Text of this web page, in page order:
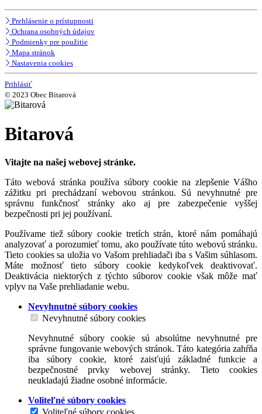
Prehlásenie o prístupnosti
Ochrana osobných údajov
Podmienky pre použitie
Mapa stránok
Nastavenia cookies
Prihlásiť
© 2023 Obec Bitarová
Bitarová
Vitajte na našej webovej stránke.
Táto webová stránka používa súbory cookie na zlepšenie Vášho
zážitku pri prechádzaní webovou stránkou. Sú nevyhnutné pre
správnu funkčnosť stránky ako aj pre zabezpečenie vyššej
bezpečnosti pri jej používaní.
Používame tiež súbory cookie tretích strán, ktoré nám pomáhajú
analyzovať a porozumieť tomu, ako používate túto webovú stránku.
Tieto cookies sa uložia vo Vašom prehliadači iba s Vašim súhlasom.
Máte možnosť tieto súbory cookie kedykoľvek deaktivovať.
Deaktivácia niektorých z týchto súborov cookie však môže mať
vplyv na Vaše prehliadanie webu.
Nevyhnutné súbory cookies
Nevyhnutné súbory cookies
Nevyhnutné súbory cookie sú absolútne nevyhnutné pre
správne fungovanie webových stránok. Táto kategória zahŕňa
iba súbory cookie, ktoré zaisťujú základné funkcie a
bezpečnostné prvky webovej stránky. Tieto cookies
neukladajú žiadne osobné informácie.
Voliteľné súbory cookies
Voliteľné súbory cookies